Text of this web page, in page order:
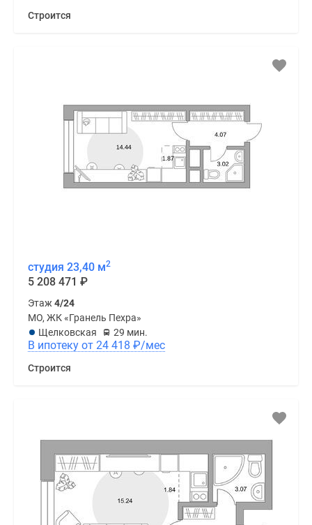
Строится
студия 23,40 м2
5 208 471 ₽
Этаж 4/24
МО, ЖК «Гранель Пехра»
Щелковская
29 мин.
В ипотеку от 24 418 ₽/мес
Строится